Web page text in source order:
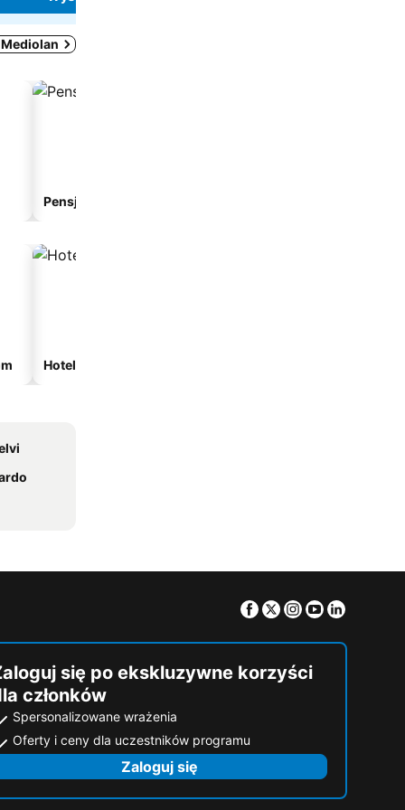
Pensjonat
Hotele ze spa
Facebook
TwitterInstagram
Youtube
się po ekskluzywne korzyści
członków
Spersonalizowane wrażenia
Oferty i ceny dla uczestników programu
Zaloguj się